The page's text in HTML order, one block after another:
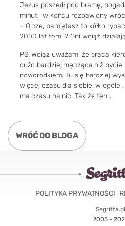
Jezus poszedł pod bramę,
minut i w końcu rozbawiony
– Ojcze, pamiętasz to kółko
2000 lat temu? Oni wciąż
PS. Wciąż uważam, że praca
dużo bardziej męcząca niż bycie
noworodkiem. Tu się bardziej
więcej czasu dla siebie, w ogóle
ma czasu na nic. Tak że ten…
WRÓĆ DO BLOGA
Segritta.pl
2005 -
POLITYKA PRYWATNOŚCI